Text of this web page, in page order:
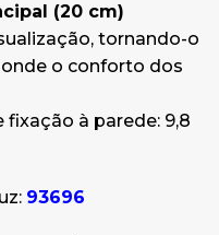
(20 cm)
tornando-o
o conforto dos
à parede: 9,8
93696